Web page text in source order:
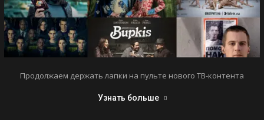
Продолжаем держать лапки на пульте нового ТВ-контента
Узнать больше